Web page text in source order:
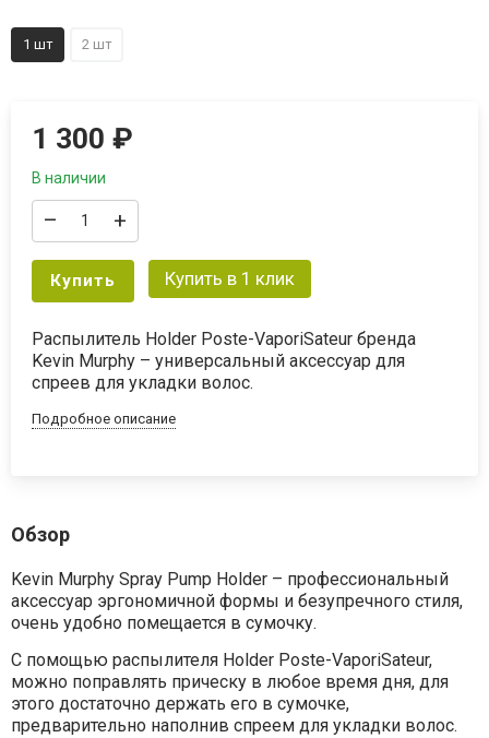
1 шт 2 шт
1 300₽
В наличии
– +
Купить Купить в 1 клик
Распылитель Holder Poste-VaporiSateur бренда
Kevin Murphy – универсальный аксессуар для
спреев для укладки волос.
Подробное описание
Обзор
Kevin Murphy Spray Pump Holder – профессиональный
аксессуар эргономичной формы и безупречного стиля,
очень удобно помещается в сумочку.
С помощью распылителя Holder Poste-VaporiSateur,
можно поправлять прическу в любое время дня, для
этого достаточно держать его в сумочке,
предварительно наполнив спреем для укладки волос.